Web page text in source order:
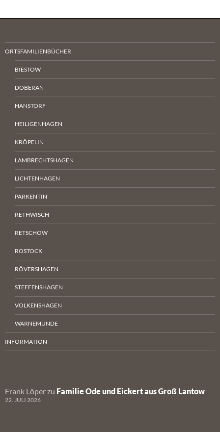
ORTSFAMILIENBÜCHER
BIESTOW
DOBERAN
HANSTORF
HEILIGENHAGEN
KRÖPELIN
LAMBRECHTSHAGEN
LICHTENHAGEN
PARKENTIN
RETHWISCH
RETSCHOW
ROSTOCK
RÖVERSHAGEN
STEFFENSHAGEN
VOLKENSHAGEN
WARNEMÜNDE
INFORMATION
Frank Löper zu Familie Ode und Eickert aus Groß Lantow
22. JULI 2026